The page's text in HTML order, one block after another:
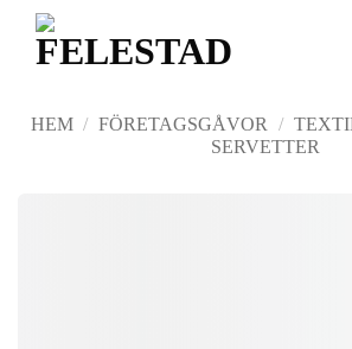
content
HEM / FÖRETAGSGÅVOR /
SERVETTER